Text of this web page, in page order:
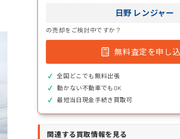
日野 レンジャー
の売却をご検討中ですか？
無料査定を申し
全国どこでも無料出張
動かない不動車でもOK
最短当日現金手続き買取可
関連する買取情報を見る